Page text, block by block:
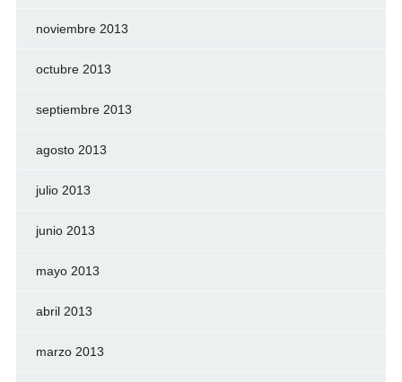
noviembre 2013
octubre 2013
septiembre 2013
agosto 2013
julio 2013
junio 2013
mayo 2013
abril 2013
marzo 2013